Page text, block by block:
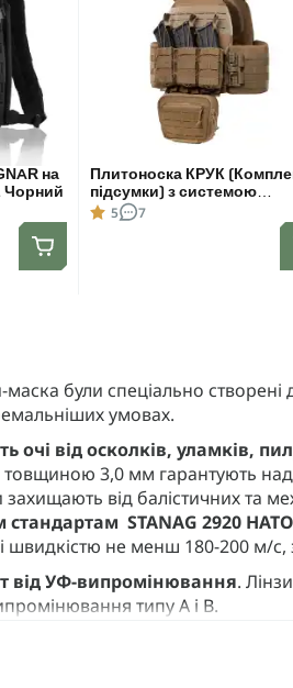
маска були спеціально
умовах.
очі від осколків, уламків,
товщиною 3,0 мм гарантують
від балістичних та
STANAG 2920 НАТО
не менш 180-200 м/с,
від УФ-випромінювання.
типу A і B.
окулярів-маски:
на
Чорний
Плитоноска КРУК
підсумки) з системою
швидкого скидання. Molle.
5 7